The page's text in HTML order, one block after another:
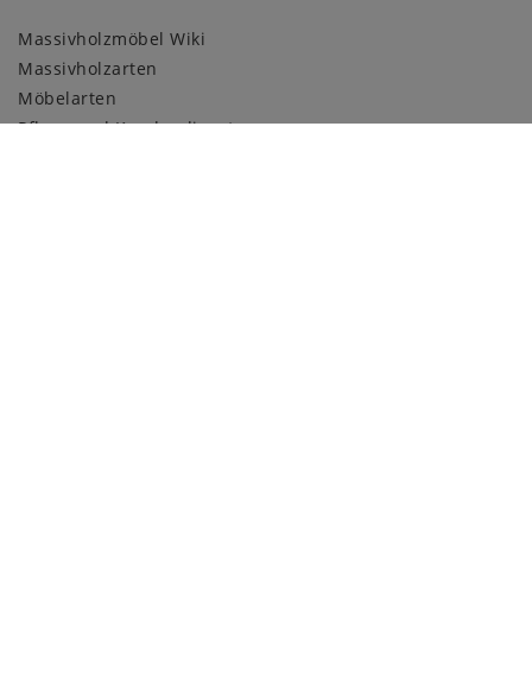
Massivholzmöbel Wiki
Massivholzarten
Möbelarten
Pflege und Kundendienst